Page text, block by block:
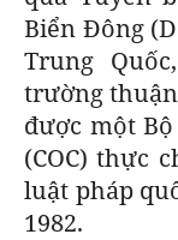
Biển Đông
Trung
trường
được một
(COC) thực
luật pháp
1982.